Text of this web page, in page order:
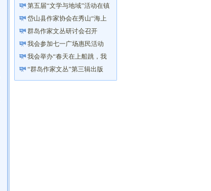
馆举办“以笔写心——让你的...
第五届“文学与地域”活动在镇
海举行
岱山县作家协会在秀山“海上
花乡”成立文学创作采风基地
群岛作家文丛研讨会召开
我会参加七一广场惠民活动
我会举办“春天在上船跳，我
与诗歌有个约会”诗文朗读会
“群岛作家文丛”第三辑出版